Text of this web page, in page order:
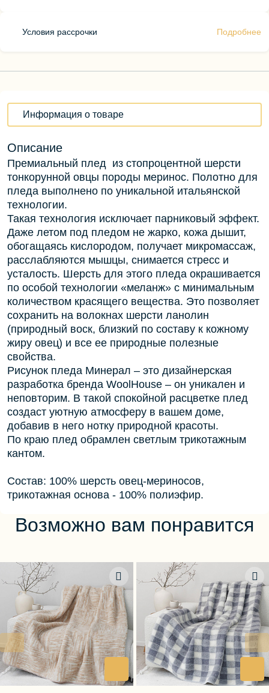
Условия рассрочки Подробнее
Информация о товаре
Описание
Премиальный плед из стопроцентной шерсти
тонкорунной овцы породы меринос. Полотно для
пледа выполнено по уникальной итальянской
технологии.
Такая технология исключает парниковый эффект.
Даже летом под пледом не жарко, кожа дышит,
обогащаясь кислородом, получает микромассаж,
расслабляются мышцы, снимается стресс и
усталость. Шерсть для этого пледа окрашивается
по особой технологии «меланж» с минимальным
количеством красящего вещества. Это позволяет
сохранить на волокнах шерсти ланолин
(природный воск, близкий по составу к кожному
жиру овец) и все ее природные полезные
свойства.
Рисунок пледа Минерал – это дизайнерская
разработка бренда WoolHouse – он уникален и
неповторим. В такой спокойной расцветке плед
создаст уютную атмосферу в вашем доме,
добавив в него нотку природной красоты.
По краю плед обрамлен светлым трикотажным
кантом.
Состав: 100% шерсть овец-мериносов,
трикотажная основа - 100% полиэфир.
Возможно вам понравится